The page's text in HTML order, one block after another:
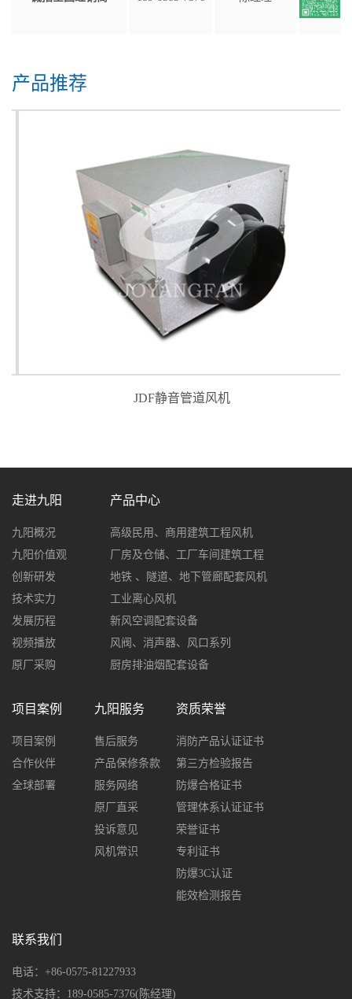
产品推荐
JDF静音管道风机
走进九阳
九阳概况
九阳价值观
创新研发
技术实力
发展历程
视频播放
原厂采购
产品中心
高级民用、商用建筑工程风机
厂房及仓储、工厂车间建筑工程
地铁 、隧道、地下管廊配套风机
工业离心风机
新风空调配套设备
风阀、消声器、风口系列
厨房排油烟配套设备
项目案例
项目案例
合作伙伴
全球部署
九阳服务
售后服务
产品保修条款
服务网络
原厂直采
投诉意见
风机常识
资质荣誉
消防产品认证证书
第三方检验报告
防爆合格证书
管理体系认证证书
荣誉证书
专利证书
防爆3C认证
能效检测报告
联系我们
电话：+86-0575-81227933
技术支持：189-0585-7376(陈经理)